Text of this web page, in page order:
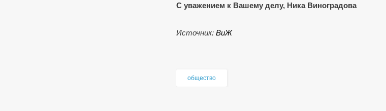
С уважением к Вашему делу, Ника Виноградова
Источник: ВиЖ
общество